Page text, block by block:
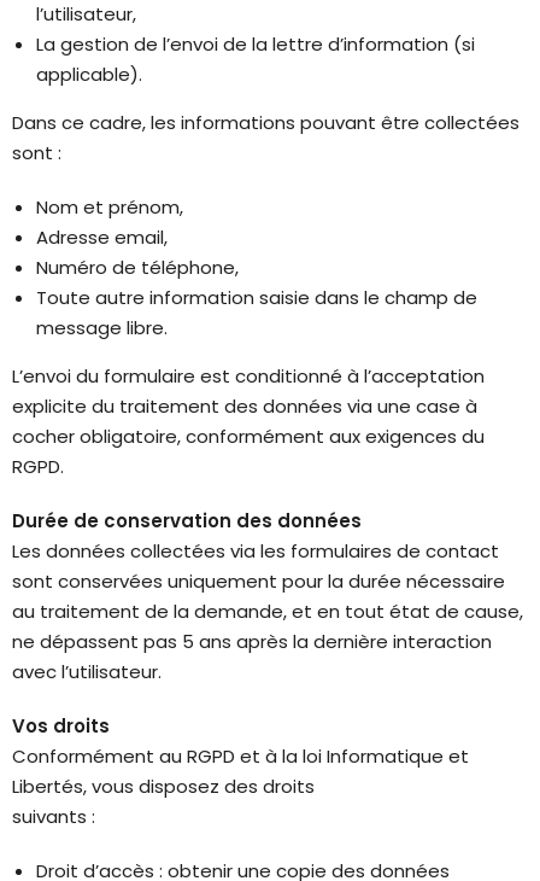
l’utilisateur,
La gestion de l’envoi de la lettre d’information (si
applicable).
Dans ce cadre, les informations pouvant être collectées
sont :
Nom et prénom,
Adresse email,
Numéro de téléphone,
Toute autre information saisie dans le champ de
message libre.
L’envoi du formulaire est conditionné à l’acceptation
explicite du traitement des données via une case à
cocher obligatoire, conformément aux exigences du
RGPD.
Durée de conservation des données
Les données collectées via les formulaires de contact
sont conservées uniquement pour la durée nécessaire
au traitement de la demande, et en tout état de cause,
ne dépassent pas 5 ans après la dernière interaction
avec l’utilisateur.
Vos droits
Conformément au RGPD et à la loi Informatique et
Libertés, vous disposez des droits
suivants :
Droit d’accès : obtenir une copie des données